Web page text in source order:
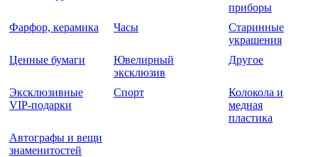
приборы
Фарфор, керамика
Часы
Старинные
украшения
Ценные бумаги
Ювелирный
эксклюзив
Другое
Эксклюзивные
VIP-подарки
Спорт
Колокола и
медная
пластика
Автографы и вещи
знаменитостей